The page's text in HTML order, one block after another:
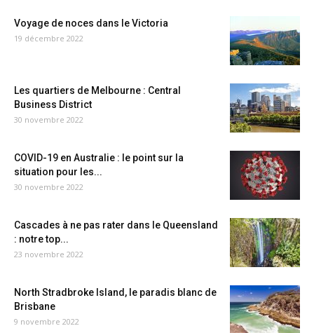
Voyage de noces dans le Victoria
19 décembre 2022
Les quartiers de Melbourne : Central
Business District
30 novembre 2022
COVID-19 en Australie : le point sur la
situation pour les...
30 novembre 2022
Cascades à ne pas rater dans le Queensland
: notre top...
23 novembre 2022
North Stradbroke Island, le paradis blanc de
Brisbane
9 novembre 2022